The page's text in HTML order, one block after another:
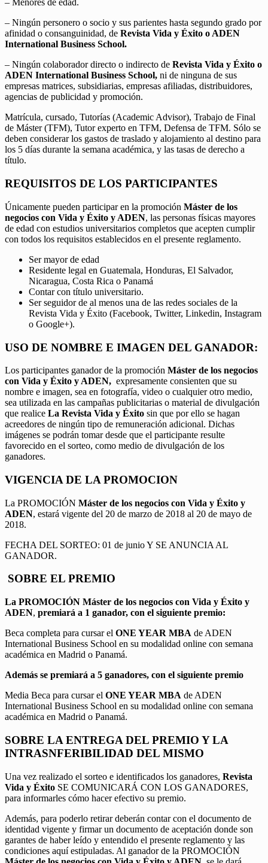
– Menores de edad.
– Ningún personero o socio y sus parientes hasta segundo grado por
afinidad o consanguinidad, de Revista Vida y Éxito o ADEN
International Business School.
– Ningún colaborador directo o indirecto de Revista Vida y Éxito o
ADEN International Business School, ni de ninguna de sus
empresas matrices, subsidiarias, empresas afiliadas, distribuidores,
agencias de publicidad y promoción.
Matrícula, cursado, Tutorías (Academic Advisor), Trabajo de Final
de Máster (TFM), Tutor experto en TFM, Defensa de TFM. Sólo se
deben considerar los gastos de traslado y alojamiento al destino para
los 5 días durante la semana académica, y las tasas de derecho a
título.
REQUISITOS DE LOS PARTICIPANTES
Únicamente pueden participar en la promoción Máster de los
negocios con Vida y Éxito y ADEN, las personas físicas mayores
de edad con estudios universitarios completos que acepten cumplir
con todos los requisitos establecidos en el presente reglamento.
Ser mayor de edad
Residente legal en Guatemala, Honduras, El Salvador,
Nicaragua, Costa Rica o Panamá
Contar con título universitario.
Ser seguidor de al menos una de las redes sociales de la
Revista Vida y Éxito (Facebook, Twitter, Linkedin, Instagram
o Google+).
USO DE NOMBRE E IMAGEN DEL GANADOR:
Los participantes ganador de la promoción Máster de los negocios
con Vida y Éxito y ADEN, expresamente consienten que su
nombre e imagen, sea en fotografía, video o cualquier otro medio,
sea utilizada en las campañas publicitarias o material de divulgación
que realice La Revista Vida y Éxito sin que por ello se hagan
acreedores de ningún tipo de remuneración adicional. Dichas
imágenes se podrán tomar desde que el participante resulte
favorecido en el sorteo, como medio de divulgación de los
ganadores.
VIGENCIA DE LA PROMOCION
La PROMOCIÓN Máster de los negocios con Vida y Éxito y
ADEN, estará vigente del 20 de marzo de 2018 al 20 de mayo de
2018.
FECHA DEL SORTEO: 01 de junio Y SE ANUNCIA AL
GANADOR.
SOBRE EL PREMIO
La PROMOCIÓN Máster de los negocios con Vida y Éxito y
ADEN, premiará a 1 ganador, con el siguiente premio:
Beca completa para cursar el ONE YEAR MBA de ADEN
International Business School en su modalidad online con semana
académica en Madrid o Panamá.
Además se premiará a 5 ganadores, con el siguiente premio
Media Beca para cursar el ONE YEAR MBA de ADEN
International Business School en su modalidad online con semana
académica en Madrid o Panamá.
SOBRE LA ENTREGA DEL PREMIO Y LA
INTRASNFERIBILIDAD DEL MISMO
Una vez realizado el sorteo e identificados los ganadores, Revista
Vida y Éxito SE COMUNICARÁ CON LOS GANADORES,
para informarles cómo hacer efectivo su premio.
Además, para poderlo retirar deberán contar con el documento de
identidad vigente y firmar un documento de aceptación donde son
garantes de haber leído y entendido el presente reglamento y las
condiciones aquí estipuladas. Al ganador de la PROMOCIÓN